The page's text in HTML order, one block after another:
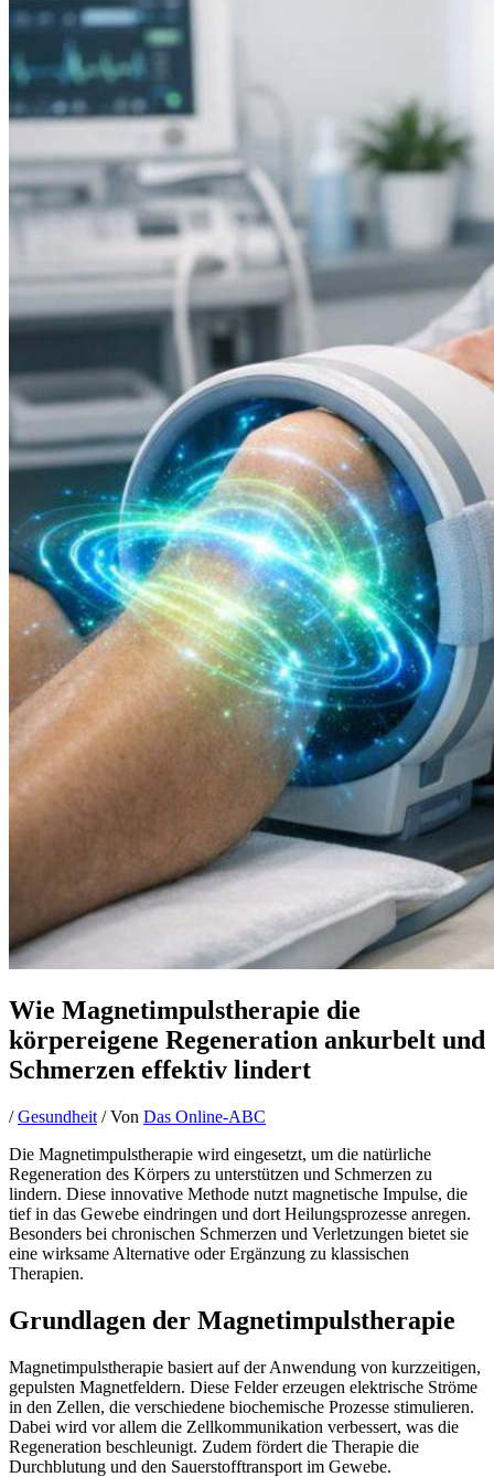
Wie Magnetimpulstherapie die
körpereigene Regeneration ankurbelt und
Schmerzen effektiv lindert
/Gesundheit / Von Das Online-ABC
Die Magnetimpulstherapie wird eingesetzt, um die natürliche
Regeneration des Körpers zu unterstützen und Schmerzen zu
lindern. Diese innovative Methode nutzt magnetische Impulse, die
tief in das Gewebe eindringen und dort Heilungsprozesse anregen.
Besonders bei chronischen Schmerzen und Verletzungen bietet sie
eine wirksame Alternative oder Ergänzung zu klassischen
Therapien.
Grundlagen der Magnetimpulstherapie
Magnetimpulstherapie basiert auf der Anwendung von kurzzeitigen,
gepulsten Magnetfeldern. Diese Felder erzeugen elektrische Ströme
in den Zellen, die verschiedene biochemische Prozesse stimulieren.
Dabei wird vor allem die Zellkommunikation verbessert, was die
Regeneration beschleunigt. Zudem fördert die Therapie die
Durchblutung und den Sauerstofftransport im Gewebe.